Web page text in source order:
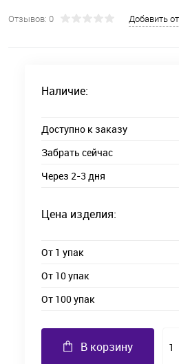
Отзывов: 0 Добавить
Наличие:
Доступно к заказу
Забрать сейчас
Через 2-3 дня
Цена изделия:
От 1 упак
От 10 упак
От 100 упак
В корзину